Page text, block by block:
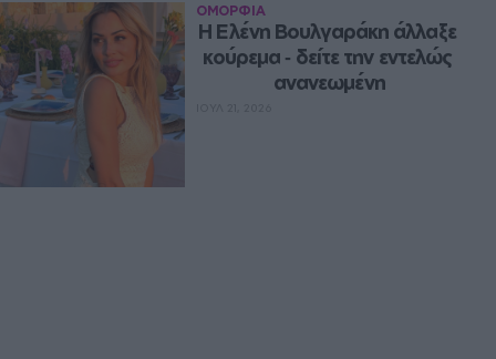
ΟΜΟΡΦΙΑ
Η Ελένη Βουλγαράκη άλλαξε
κούρεμα ‑ δείτε την εντελώς
ανανεωμένη